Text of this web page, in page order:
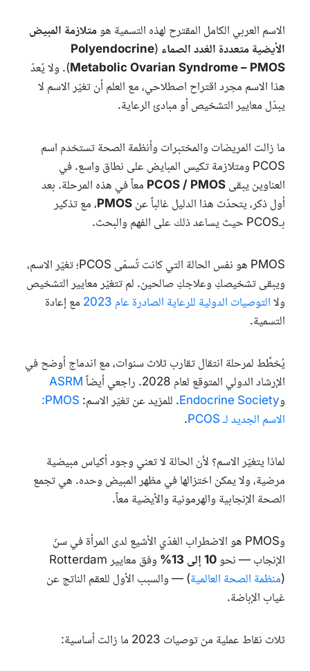
الاسم العربي الكامل المقترح لهذه التسمية هومتلازمة المبيض
الأيضية متعددة الغدد الصماء (
Polyendocrine
Metabolic Ovarian Syndrome – PMOS). ولا يُعدّ
هذا الاسم مجرد اقتراح اصطلاحي، مع العلم أن تغيّر الاسم لا
يبدّل معايير التشخيص أو مبادئ الرعاية.
ما زالت المريضات والمختبرات وأنظمة الصحة تستخدم اسم
PCOS ومتلازمة تكيس المبايض على نطاق واسع. في
العناوين يبقىPCOS / PMOS معاً في هذه المرحلة. بعد
أول ذكر، يتحدّث هذا الدليل غالباً عنPMOS، مع تذكير
بـPCOS حيث يساعد ذلك على الفهم والبحث.
PMOS
هو نفس الحالة التي كانت تُسمّى PCOS؛ تغيّر الاسم،
ويبقى تشخيصكِ وعلاجكِ صالحين. لم تتغيّر معايير التشخيص
ولاالتوصيات الدولية للرعاية الصادرة عام 2023
مع إعادة
التسمية.
يُخطَّط لمرحلة انتقال تقارب ثلاث سنوات، مع اندماج أوضح في
الإرشاد الدولي المتوقع لعام 2028. راجعي أيضاً
ASRM
وEndocrine Society. للمزيد عن تغيّر الاسم:
PMOS:
الاسم الجديد لـ PCOS
.
لماذا يتغيّر الاسم؟ لأن الحالة لا تعني وجود أكياس مبيضية
مرضية، ولا يمكن اختزالها في مظهر المبيض وحده. هي تجمع
الصحة الإنجابية والهرمونية والأيضية معاً.
وPMOS هو الاضطراب الغدّي الأشيع لدى المرأة في سنّ
الإنجاب — نحو10 إلى 13% وفق معاييرRotterdam
(منظمة الصحة العالمية) — والسبب الأول للعقم الناتج عن
غياب الإباضة.
ثلاث نقاط عملية من توصيات 2023 ما زالت أساسية: